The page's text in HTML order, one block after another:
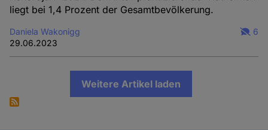
liegt bei 1,4 Prozent der Gesamtbevölkerung.
Daniela Wakonigg
29.06.2023
6
Weitere Artikel laden